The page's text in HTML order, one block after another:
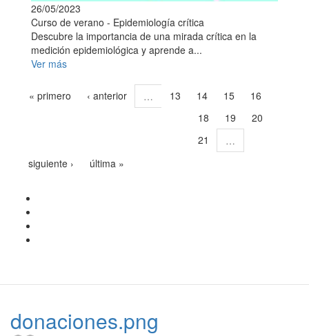
26/05/2023
Curso de verano - Epidemiología crítica
Descubre la importancia de una mirada crítica en la
medición epidemiológica y aprende a...
Ver más
« primero ‹ anterior … 13 14 15
16
18 19
20
21
…
siguiente ›
última »
donaciones.png